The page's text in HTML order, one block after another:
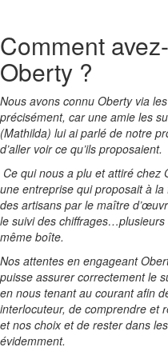
Comment
Oberty ?
Nous avons connu Oberty via
précisément, car une amie les
(Mathilda) lui ai parlé de notre
d’aller voir ce qu’ils proposaient.
Ce qui nous a plu et attiré chez
une entreprise qui proposait à
des artisans par le maître
le suivi des
même boîte.
Nos attentes en engageant
puisse assurer correctement le
en nous tenant au courant afin
interlocuteur, de comprendre et
et nos choix et de rester dans
évidemment.